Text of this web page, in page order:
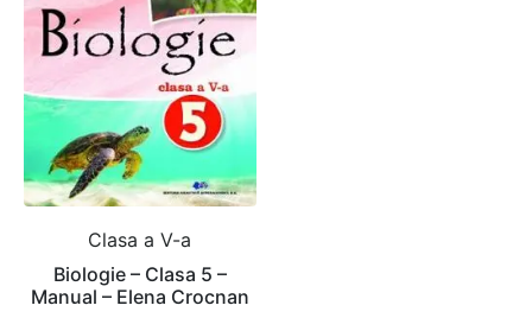
Clasa a V-a
Biologie – Clasa 5 –
Manual – Elena Crocnan